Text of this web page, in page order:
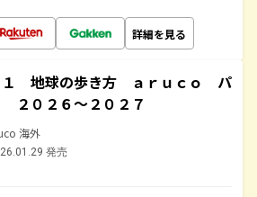
詳細を見る
１ 地球の歩き方 ａｒｕｃｏ パ
２０２６～２０２７
海外
発売